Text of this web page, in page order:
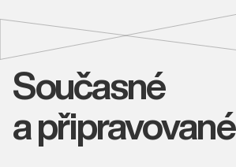
Současné
a připravované